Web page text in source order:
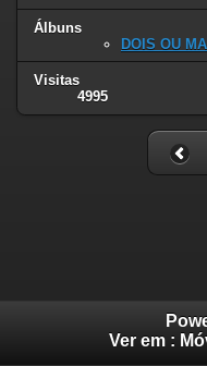
Álbuns
DOIS OU
Visitas
4995
Ver em :